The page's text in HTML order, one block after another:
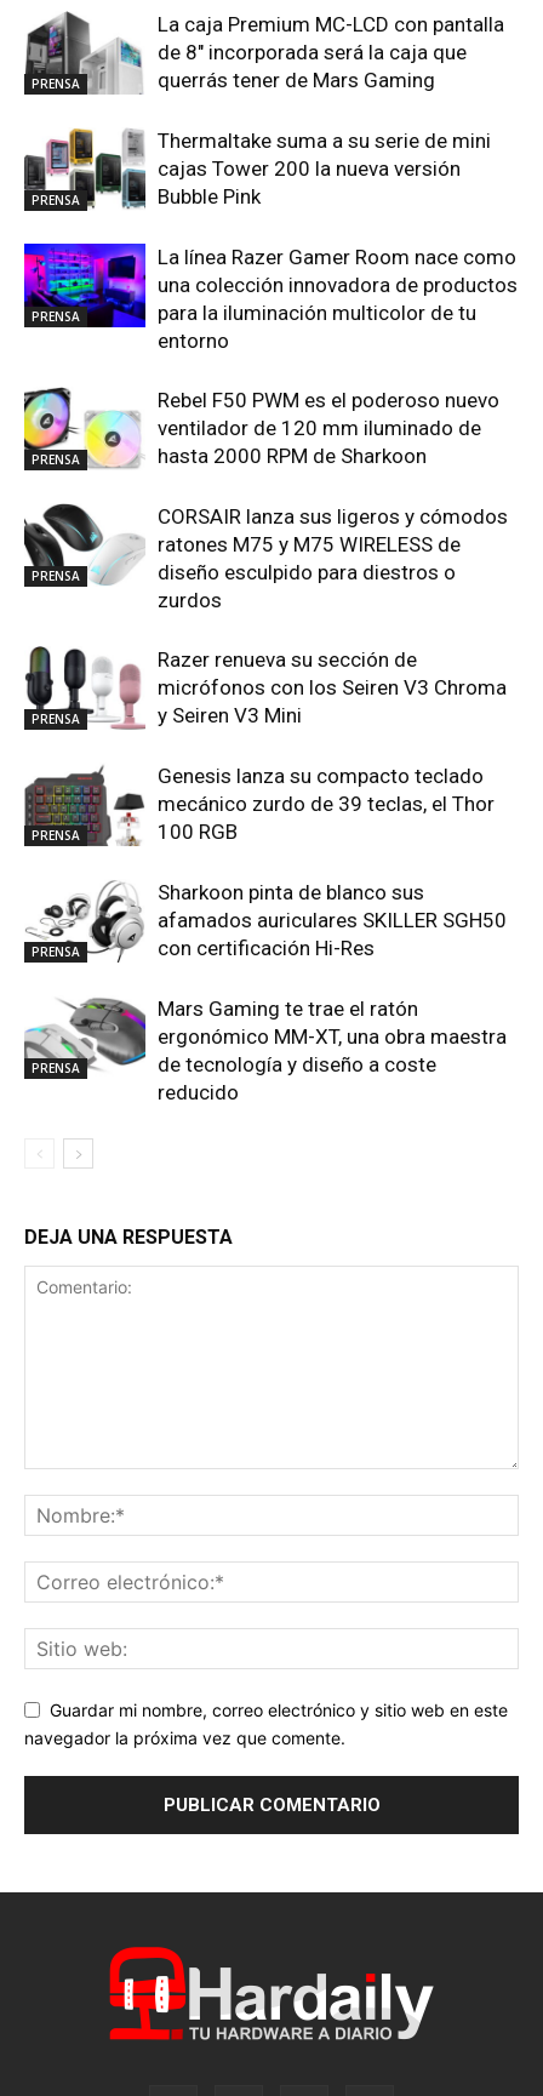
PRENSA
La caja Premium MC-LCD con pantalla
de 8″ incorporada será la caja que
querrás tener de Mars Gaming
PRENSA
Thermaltake suma a su serie de mini
cajas Tower 200 la nueva versión
Bubble Pink
PRENSA
La línea Razer Gamer Room nace como
una colección innovadora de productos
para la iluminación multicolor de tu
entorno
PRENSA
Rebel F50 PWM es el poderoso nuevo
ventilador de 120 mm iluminado de
hasta 2000 RPM de Sharkoon
PRENSA
CORSAIR lanza sus ligeros y cómodos
ratones M75 y M75 WIRELESS de
diseño esculpido para diestros o
zurdos
PRENSA
Razer renueva su sección de
micrófonos con los Seiren V3 Chroma
y Seiren V3 Mini
PRENSA
Genesis lanza su compacto teclado
mecánico zurdo de 39 teclas, el Thor
100 RGB
PRENSA
Sharkoon pinta de blanco sus
afamados auriculares SKILLER SGH50
con certificación Hi-Res
PRENSA
Mars Gaming te trae el ratón
ergonómico MM-XT, una obra maestra
de tecnología y diseño a coste
reducido
DEJA UNA RESPUESTA
Guardar mi nombre, correo electrónico y sitio web en este
navegador la próxima vez que comente.